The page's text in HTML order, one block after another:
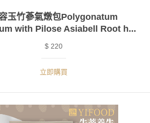
玉竹蔘氣燉包Polygonatum
with Pilose Asiabell Root h...
$ 220
立即購買